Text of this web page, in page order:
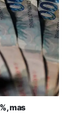
mas